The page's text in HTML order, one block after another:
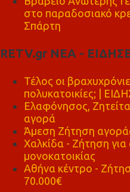
στο παραδοσιακό
Σπάρτη
RETV.gr ΝΕΑ -
Τέλος οι
πολυκατοικίες; |
Ελαφόνησος,
αγορά
Άμεση Ζήτηση
Χαλκίδα - Ζήτηση
μονοκατοικίας
Αθήνα κέντρο -
70.000€